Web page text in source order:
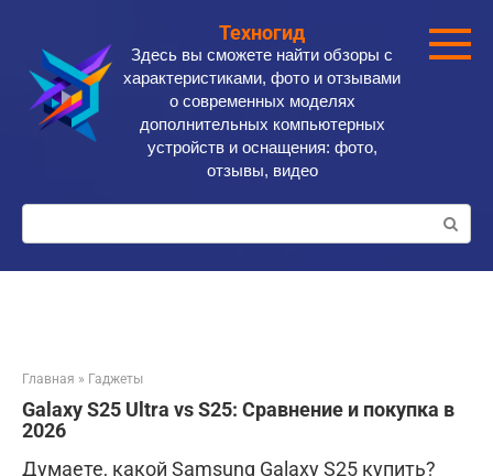
контенту
Техногид
Здесь вы сможете найти обзоры с
характеристиками, фото и отзывами
о современных моделях
дополнительных компьютерных
устройств и оснащения: фото,
отзывы, видео
Поиск:
Главная » Гаджеты
Galaxy S25 Ultra vs S25: Сравнение и покупка в
2026
Думаете, какой Samsung Galaxy S25 купить?